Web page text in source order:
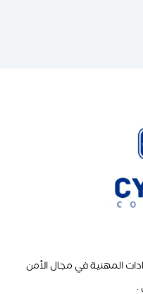
المهنية في مجال الأمن
.